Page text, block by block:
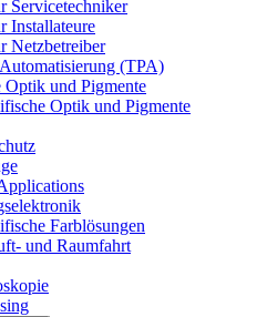
Servicetechniker
Installateure
Netzbetreiber
(TPA)
Optik und Pigmente
Optik und Pigmente
Farblösungen
und Raumfahrt